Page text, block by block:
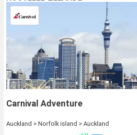
Carnival Adventure
Auckland > Norfolk island > Auckland